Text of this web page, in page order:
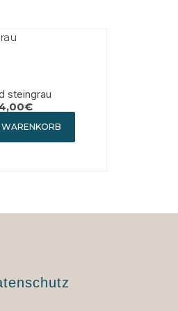
steingrau
€
WARENKORB